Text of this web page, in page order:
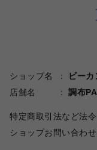
ショップ名
ビーカ
店舗名
調布
特定商取引法など法
ショップお問い合わ